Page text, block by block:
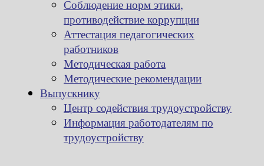
Соблюдение норм этики,
противодействие коррупции
Аттестация педагогических
работников
Методическая работа
Методические рекомендации
Выпускнику
Центр содействия трудоустройству
Информация работодателям по
трудоустройству